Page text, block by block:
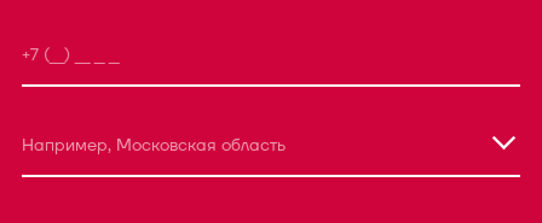
Например, Московская область